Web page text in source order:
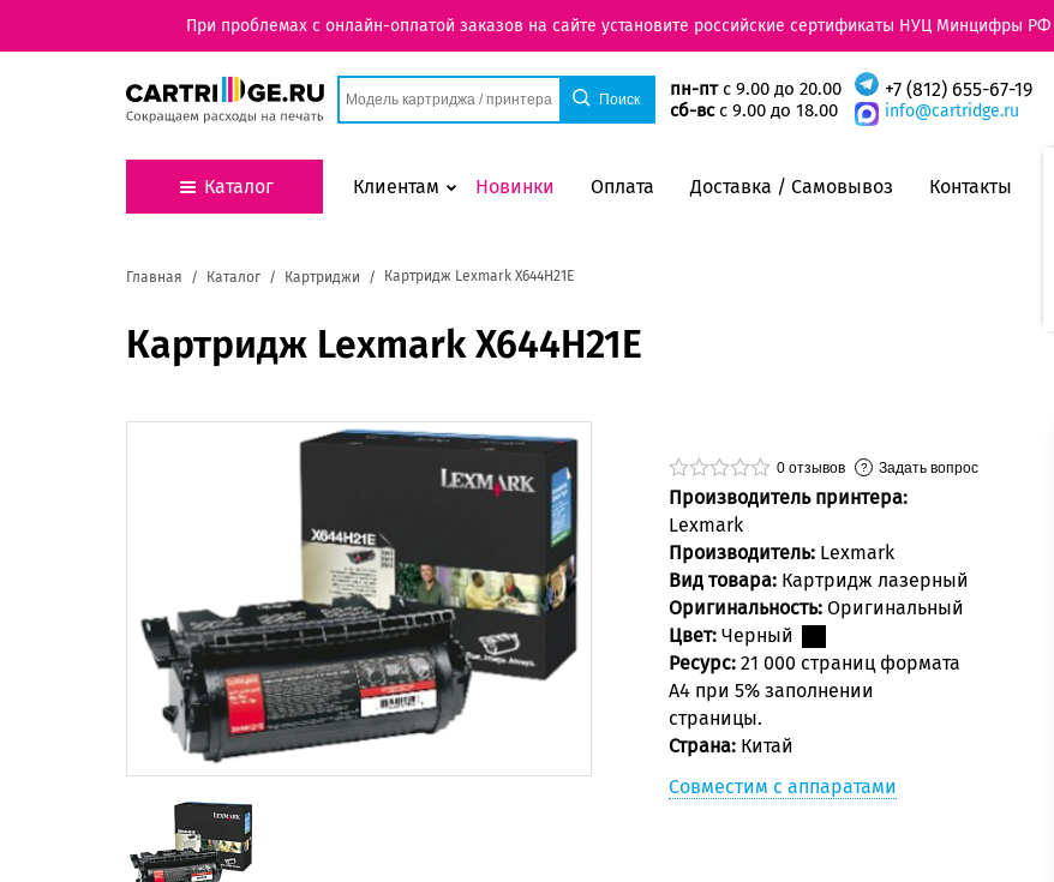
При проблемах с онлайн-оплатой заказов на сайте установите российские сертификаты НУЦ Минцифры РФ
пн-птс 9.00 до 20.00
сб-всс 9.00 до 18.00
+7 (812) 655-67-19
info@cartridge.ru
Каталог Клиентам Новинки Оплата Доставка / Самовывоз Контакты
Главная Каталог Картриджи Картридж Lexmark X644H21E
Картридж Lexmark X644H21E
0 отзывов Задать вопрос
Производитель принтера:
Lexmark
Производитель: Lexmark
Вид товара: Картридж лазерный
Оригинальность: Оригинальный
Цвет: Черный
Ресурс: 21 000 страниц формата
А4 при 5% заполнении
страницы.
Страна: Китай
Совместим с аппаратами